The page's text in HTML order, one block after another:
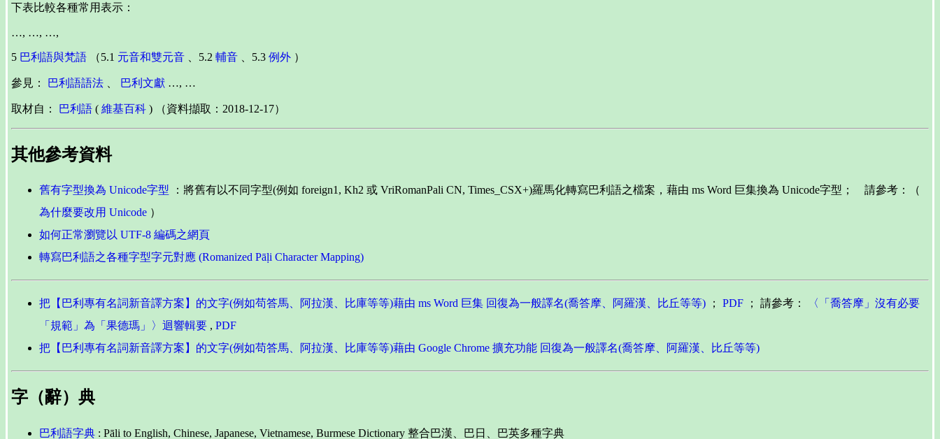
下表比較各種常用表示：
…, …, …,
5 巴利語與梵語 （5.1 元音和雙元音 、5.2 輔音 、5.3 例外 ）
參見： 巴利語語法 巴利文獻 …, …
取材自： 巴利語 ( 維基百科 ) （資料擷取：2018-12-17）
其他參考資料
舊有字型換為 Unicode字型 ：將舊有以不同字型(例如 foreign1, Kh2 或 VriRomanPali CN, Times_CSX+)羅馬化轉寫巴利語之檔案，藉由 ms Word 巨集換為 Unicode字型； 請參考：（
為什麼要改用 Unicode ）
如何正常瀏覽以 UTF-8 編碼之網頁
轉寫巴利語之各種字型字元對應 (Romanized Pāḷi Character Mapping)
把【巴利專有名詞新音譯方案】的文字(例如苟答馬、阿拉漢、比庫等等)藉由 ms Word 巨集 回復為一般譯名(喬答摩、阿羅漢、比丘等等) ； PDF ； 請參考：
〈「喬答摩」沒有必要
「規範」為「果德瑪」〉迴響輯要 , PDF
把【巴利專有名詞新音譯方案】的文字(例如苟答馬、阿拉漢、比庫等等)藉由 Google Chrome 擴充功能 回復為一般譯名(喬答摩、阿羅漢、比丘等等)
字（辭）典
巴利語字典 : Pāli to English, Chinese, Japanese, Vietnamese, Burmese Dictionary 整合巴漢、巴日、巴英多種字典